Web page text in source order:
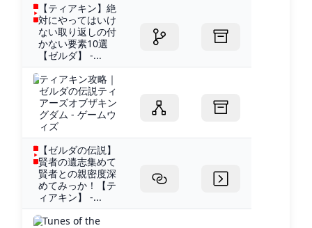
【ティアキン】絶
対にやってはいけ
ない取り返しの付
かない要素10選
【ゼルダ】 -...
ティアキン攻略｜
ゼルダの伝説ティ
アーズオブザキン
グダム - ゲームウ
ィズ
【ゼルダの伝説】
賢者の遺志集めて
賢者との親密度深
めてみっか！【テ
ィアキン】 -...
Tunes of the